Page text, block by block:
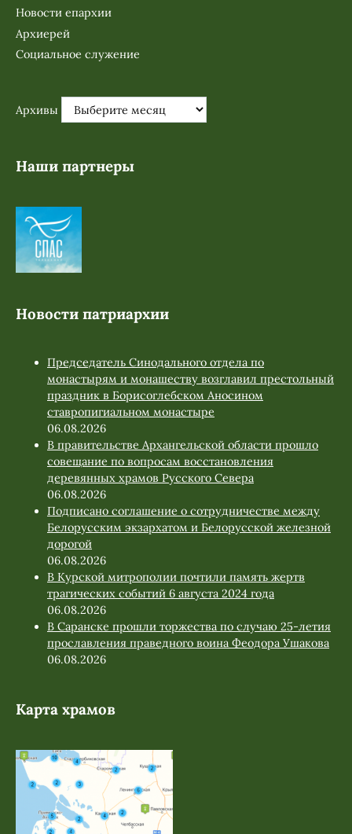
Новости епархии
Архиерей
Социальное служение
Архивы
Наши партнеры
Новости патриархии
Председатель Синодального отдела по
монастырям и монашеству возглавил престольный
праздник в Борисоглебском Аносином
ставропигиальном монастыре
06.08.2026
В правительстве Архангельской области прошло
совещание по вопросам восстановления
деревянных храмов Русского Севера
06.08.2026
Подписано соглашение о сотрудничестве между
Белорусским экзархатом и Белорусской железной
дорогой
06.08.2026
В Курской митрополии почтили память жертв
трагических событий 6 августа 2024 года
06.08.2026
В Саранске прошли торжества по случаю 25-летия
прославления праведного воина Феодора Ушакова
06.08.2026
Карта храмов